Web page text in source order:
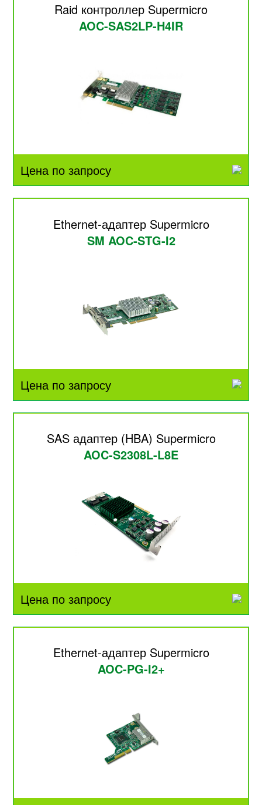
Raid контроллер Supermicro
AOC-SAS2LP-H4IR
Цена по запросу
Ethernet-адаптер Supermicro
SM AOC-STG-I2
Цена по запросу
SAS адаптер (HBA) Supermicro
AOC-S2308L-L8E
Цена по запросу
Ethernet-адаптер Supermicro
AOC-PG-I2+